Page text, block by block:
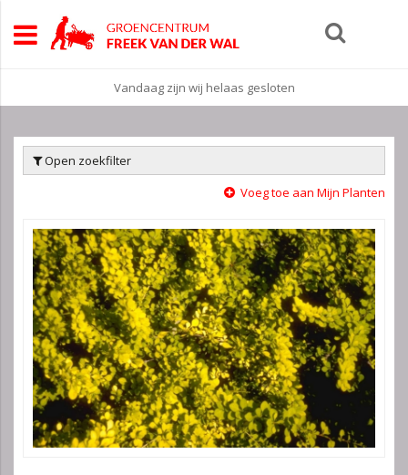
Vandaag zijn wij helaas gesloten
Open zoekfilter
Voeg toe aan Mijn Planten